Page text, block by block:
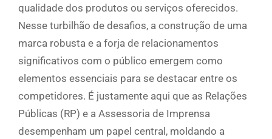
qualidade dos produtos ou serviços oferecidos.
Nesse turbilhão de desafios, a construção de uma
marca robusta e a forja de relacionamentos
significativos com o público emergem como
elementos essenciais para se destacar entre os
competidores. É justamente aqui que as Relações
Públicas (RP) e a Assessoria de Imprensa
desempenham um papel central, moldando a